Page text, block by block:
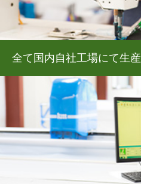
全て国内自社工場にて生産